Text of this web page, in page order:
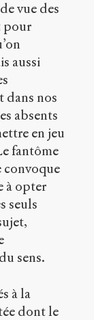
vue des
pour
aussi
dans nos
absents
en jeu
fantôme
convoque
à opter
seuls
sens.
à la
dont le